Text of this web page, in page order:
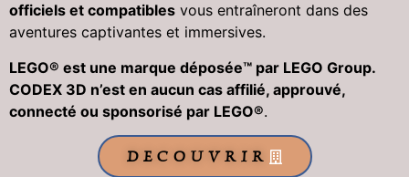
officiels et compatibles vous entraîneront dans des
aventures captivantes et immersives.
LEGO® est une marque déposée™ par LEGO Group.
CODEX 3D n’est en aucun cas affilié, approuvé,
connecté ou sponsorisé par LEGO®.
DECOUVRIR